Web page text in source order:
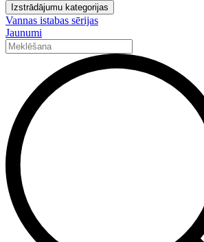
Izstrādājumu kategorijas
Vannas istabas sērijas
Jaunumi